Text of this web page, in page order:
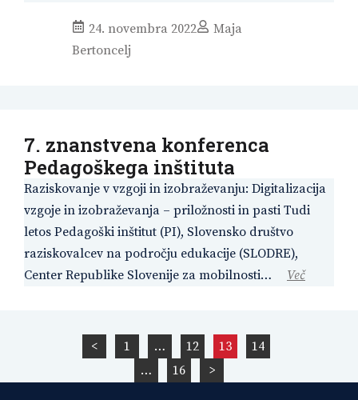
24. novembra 2022
Maja
Bertoncelj
7. znanstvena konferenca
Pedagoškega inštituta
Raziskovanje v vzgoji in izobraževanju: Digitalizacija
vzgoje in izobraževanja – priložnosti in pasti Tudi
letos Pedagoški inštitut (PI), Slovensko društvo
raziskovalcev na področju edukacije (SLODRE),
Center Republike Slovenije za mobilnosti…
Več
Številčenje
prispevkov
< 1 … 12 13
14
…
16 >